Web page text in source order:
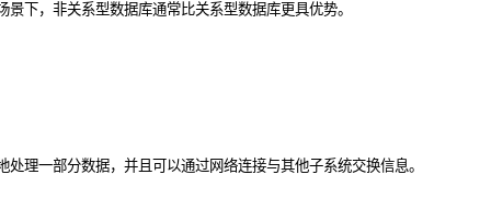
下，非关系型数据库通常比关系型数据库更具优势。
理一部分数据，并且可以通过网络连接与其他子系统交换信息。